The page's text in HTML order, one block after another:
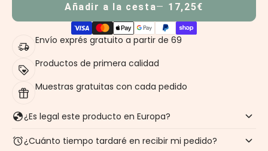
Añadir a la cesta 17,25€
Envío exprés gratuito a partir de 69
Productos de primera calidad
Muestras gratuitas con cada pedido
¿Es legal este producto en Europa?
¿Cuánto tiempo tardaré en recibir mi pedido?